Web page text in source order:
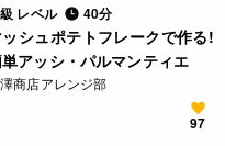
レベル 40分
シュポテトフレークで作る!
アッシ・パルマンティエ
商店アレンジ部
97